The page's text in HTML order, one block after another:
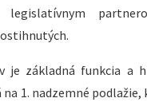
je základná funkcia a
1. nadzemné podlažie,